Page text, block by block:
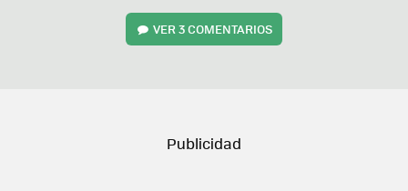
VER3 COMENTARIOS